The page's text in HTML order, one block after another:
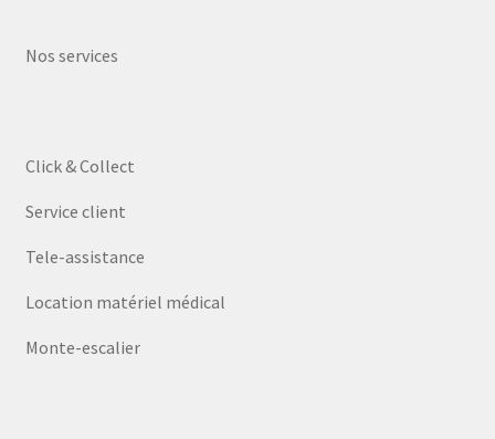
Nos services
Click & Collect
Service client
Tele-assistance
Location matériel médical
Monte-escalier